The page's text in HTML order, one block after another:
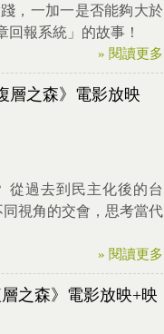
，一加一是否能夠大於
回報系統」的故事！
» 閱讀更多
層之森》電影放映
從過去到民主化後的台
視角的交會，思考當代
» 閱讀更多
之森》電影放映+映